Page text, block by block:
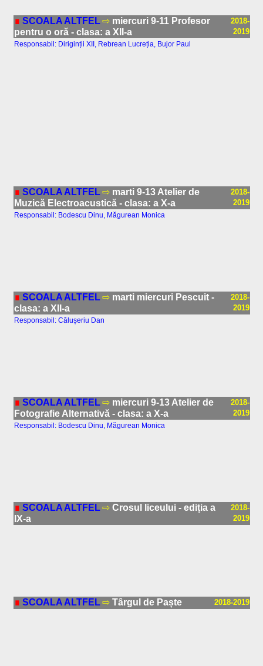
∎ SCOALA ALTFEL ⇨ miercuri 9-11 Profesor
pentru o oră - clasa: a XII-a
2018-
2019
Responsabil: Diriginții XII, Rebrean Lucreția, Bujor Paul
∎ SCOALA ALTFEL ⇨ marti 9-13 Atelier de
Muzică Electroacustică - clasa: a X-a
2018-
2019
Responsabil: Bodescu Dinu, Măgurean Monica
∎ SCOALA ALTFEL ⇨ marti miercuri Pescuit -
clasa: a XII-a
2018-
2019
Responsabil: Călușeriu Dan
∎ SCOALA ALTFEL ⇨ miercuri 9-13 Atelier de
Fotografie Alternativă - clasa: a X-a
2018-
2019
Responsabil: Bodescu Dinu, Măgurean Monica
∎ SCOALA ALTFEL ⇨ Crosul liceului - ediția a
IX-a
2018-
2019
∎ SCOALA ALTFEL ⇨ Târgul de Paște 2018-2019